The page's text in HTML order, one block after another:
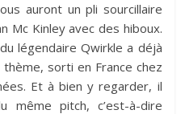
auront un pli sourcillaire
Mc Kinley avec des hiboux.
légendaire Qwirkle a déjà
sorti en France chez
Et à bien y regarder, il
même pitch, c’est-à-dire